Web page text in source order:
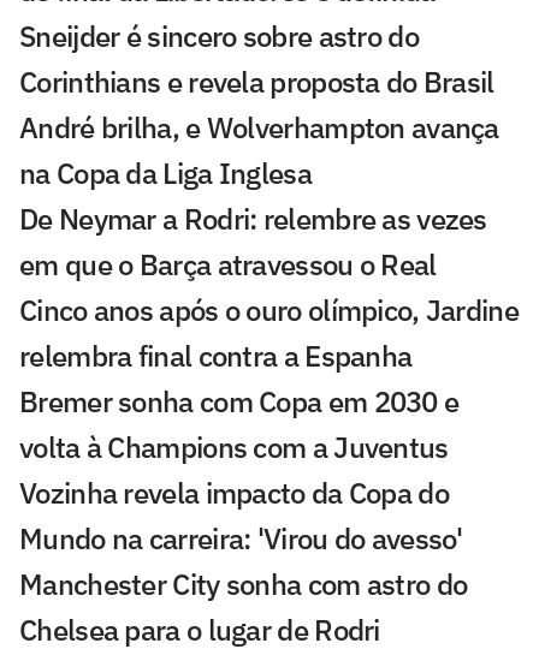
Sneijder é sincero sobre astro do
Corinthians e revela proposta do Brasil
André brilha, e Wolverhampton avança
na Copa da Liga Inglesa
De Neymar a Rodri: relembre as vezes
em que o Barça atravessou o Real
Cinco anos após o ouro olímpico, Jardine
relembra final contra a Espanha
Bremer sonha com Copa em 2030 e
volta à Champions com a Juventus
Vozinha revela impacto da Copa do
Mundo na carreira: 'Virou do avesso'
Manchester City sonha com astro do
Chelsea para o lugar de Rodri